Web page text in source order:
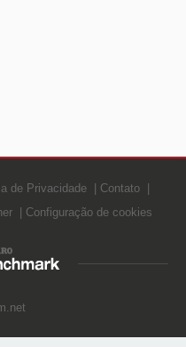
de Privacidade
Contato
Configuração de cookies